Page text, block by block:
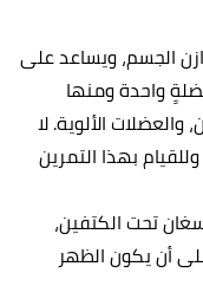
الجسم، ويساعد على
واحدة ومنها
الألوية. لا
بهذا التمرين
تحت الكتفين،
أن يكون الظهر